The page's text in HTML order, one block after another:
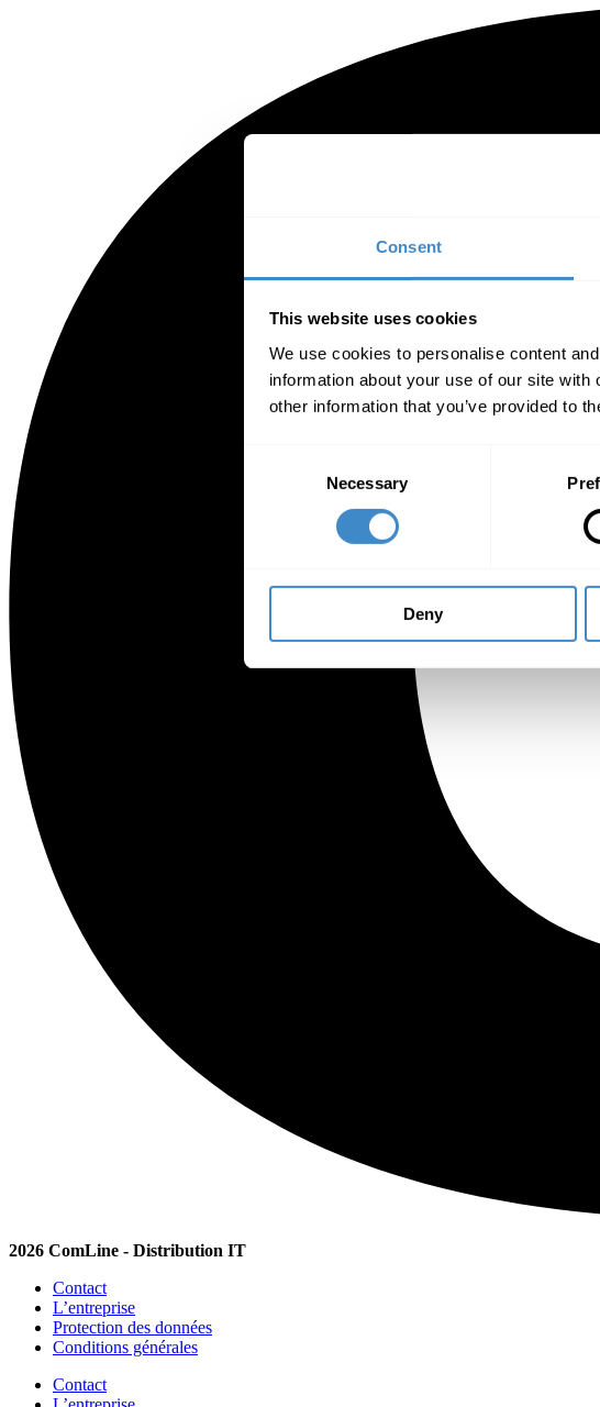
Consent
This website uses cookies
We use cookies to personalise content
information about your use of our site
other information that you’ve provided to
Necessary
Deny
2026 ComLine - Distribution IT
Contact
L’entreprise
Protection des données
Conditions générales
Contact